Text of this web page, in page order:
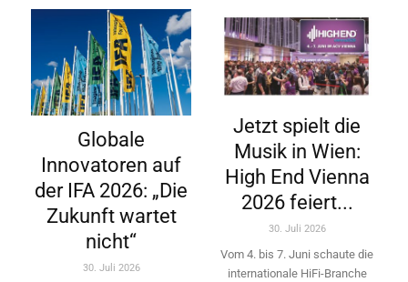
Globale
Innovatoren auf
der IFA 2026: „Die
Zukunft wartet
nicht“
30. Juli 2026
Jetzt spielt die
Musik in Wien:
High End Vienna
2026 feiert...
30. Juli 2026
Vom 4. bis 7. Juni schaute die
internationale HiFi-Branche